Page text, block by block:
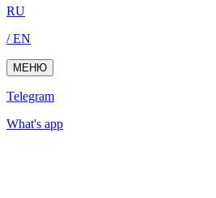
RU
/ EN
МЕНЮ
Telegram
What's app